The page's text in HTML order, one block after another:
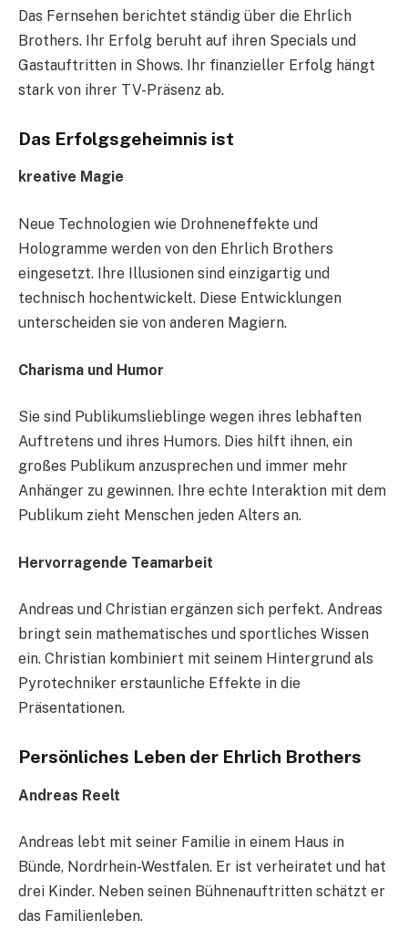
Das Fernsehen berichtet ständig über die Ehrlich
Brothers. Ihr Erfolg beruht auf ihren Specials und
Gastauftritten in Shows. Ihr finanzieller Erfolg hängt
stark von ihrer TV-Präsenz ab.
Das Erfolgsgeheimnis ist
kreative Magie
Neue Technologien wie Drohneneffekte und
Hologramme werden von den Ehrlich Brothers
eingesetzt. Ihre Illusionen sind einzigartig und
technisch hochentwickelt. Diese Entwicklungen
unterscheiden sie von anderen Magiern.
Charisma und Humor
Sie sind Publikumslieblinge wegen ihres lebhaften
Auftretens und ihres Humors. Dies hilft ihnen, ein
großes Publikum anzusprechen und immer mehr
Anhänger zu gewinnen. Ihre echte Interaktion mit dem
Publikum zieht Menschen jeden Alters an.
Hervorragende Teamarbeit
Andreas und Christian ergänzen sich perfekt. Andreas
bringt sein mathematisches und sportliches Wissen
ein. Christian kombiniert mit seinem Hintergrund als
Pyrotechniker erstaunliche Effekte in die
Präsentationen.
Persönliches Leben der Ehrlich Brothers
Andreas Reelt
Andreas lebt mit seiner Familie in einem Haus in
Bünde, Nordrhein-Westfalen. Er ist verheiratet und hat
drei Kinder. Neben seinen Bühnenauftritten schätzt er
das Familienleben.